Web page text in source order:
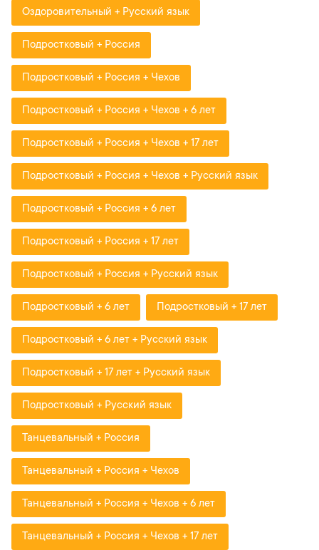
Оздоровительный + Русский язык
Подростковый + Россия
Подростковый + Россия + Чехов
Подростковый + Россия + Чехов + 6 лет
Подростковый + Россия + Чехов + 17 лет
Подростковый + Россия + Чехов + Русский язык
Подростковый + Россия + 6 лет
Подростковый + Россия + 17 лет
Подростковый + Россия + Русский язык
Подростковый + 6 лет Подростковый + 17 лет
Подростковый + 6 лет + Русский язык
Подростковый + 17 лет + Русский язык
Подростковый + Русский язык
Танцевальный + Россия
Танцевальный + Россия + Чехов
Танцевальный + Россия + Чехов + 6 лет
Танцевальный + Россия + Чехов + 17 лет